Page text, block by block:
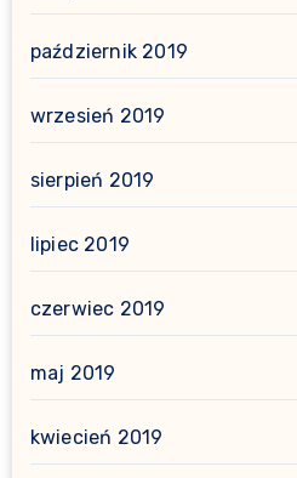
październik 2019
wrzesień 2019
sierpień 2019
lipiec 2019
czerwiec 2019
maj 2019
kwiecień 2019